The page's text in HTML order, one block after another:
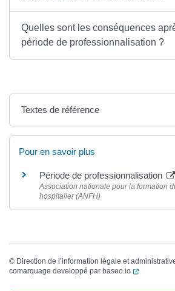
Quelles sont les conséquences
période de professionnalisation ?
Textes de référence
Pour en savoir plus
Période de professionnalisation
Association nationale pour la formation
hospitalier (ANFH)
© Direction de l’information légale et
comarquage developpé par baseo.io (ouverture